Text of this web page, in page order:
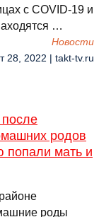
с COVID-19 и
…
Новости
28, 2022 | takt-tv.ru
родов
попали мать и
роды